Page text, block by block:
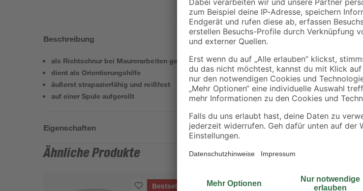
Beschreibung
als Richtschnur bei Maurerarbeiten geeignet
dient als Orientierungshilfe
äußerst strapazierfähig und reißfest
auf einer Spule aufgerollt
Eigenschaften
Ähnliche Produkte
Bestseller